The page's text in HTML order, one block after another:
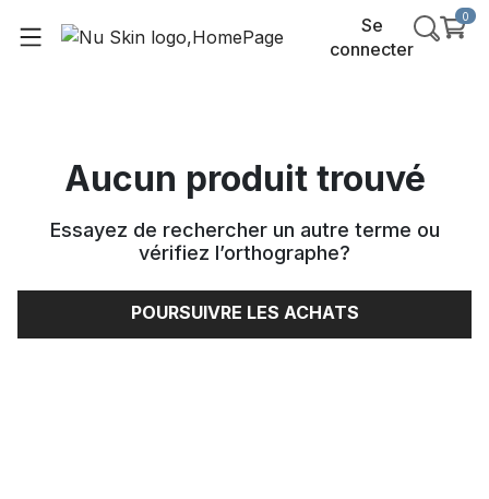
Se
connecter
0
Aucun produit trouvé
Essayez de rechercher un autre terme ou
vérifiez l’orthographe?
POURSUIVRE LES ACHATS